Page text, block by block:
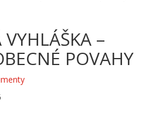
VYHLÁŠKA –
POVAHY